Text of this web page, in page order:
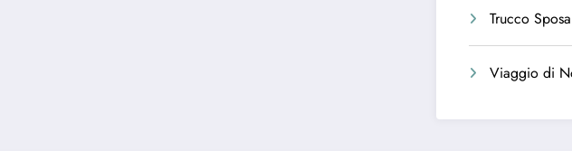
Trucco Sposa
Viaggio di